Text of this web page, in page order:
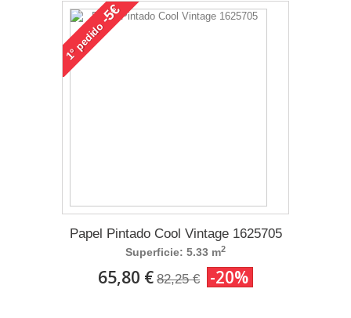
1°
pedido
-5€
Papel Pintado Cool Vintage 1625705
Superficie: 5.33 m2
65,80 € 82,25 € -20%